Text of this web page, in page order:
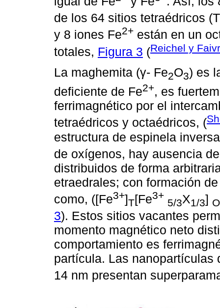
de los 64 sitios tetraédricos
y 8 iones Fe2+ están en un
totales, Figura 3 (Reichel y
La maghemita (γ- Fe2O3) es
deficiente de Fe2+, es
ferrimagnético por el
tetraédricos y octaédricos, (
estructura de espinela
de oxígenos, hay ausencia
distribuidos de forma
etraedrales; con formación
como, ([Fe3+]T[Fe3+
5/3X1/3] O
3). Estos sitios vacantes
momento magnético neto
comportamiento es
partícula. Las nanopartículas
14 nm presentan